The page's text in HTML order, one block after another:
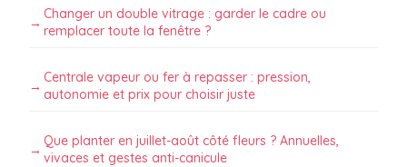
Changer un double vitrage : garder le cadre ou
remplacer toute la fenêtre ?
Centrale vapeur ou fer à repasser : pression,
autonomie et prix pour choisir juste
Que planter en juillet-août côté fleurs ? Annuelles,
vivaces et gestes anti-canicule